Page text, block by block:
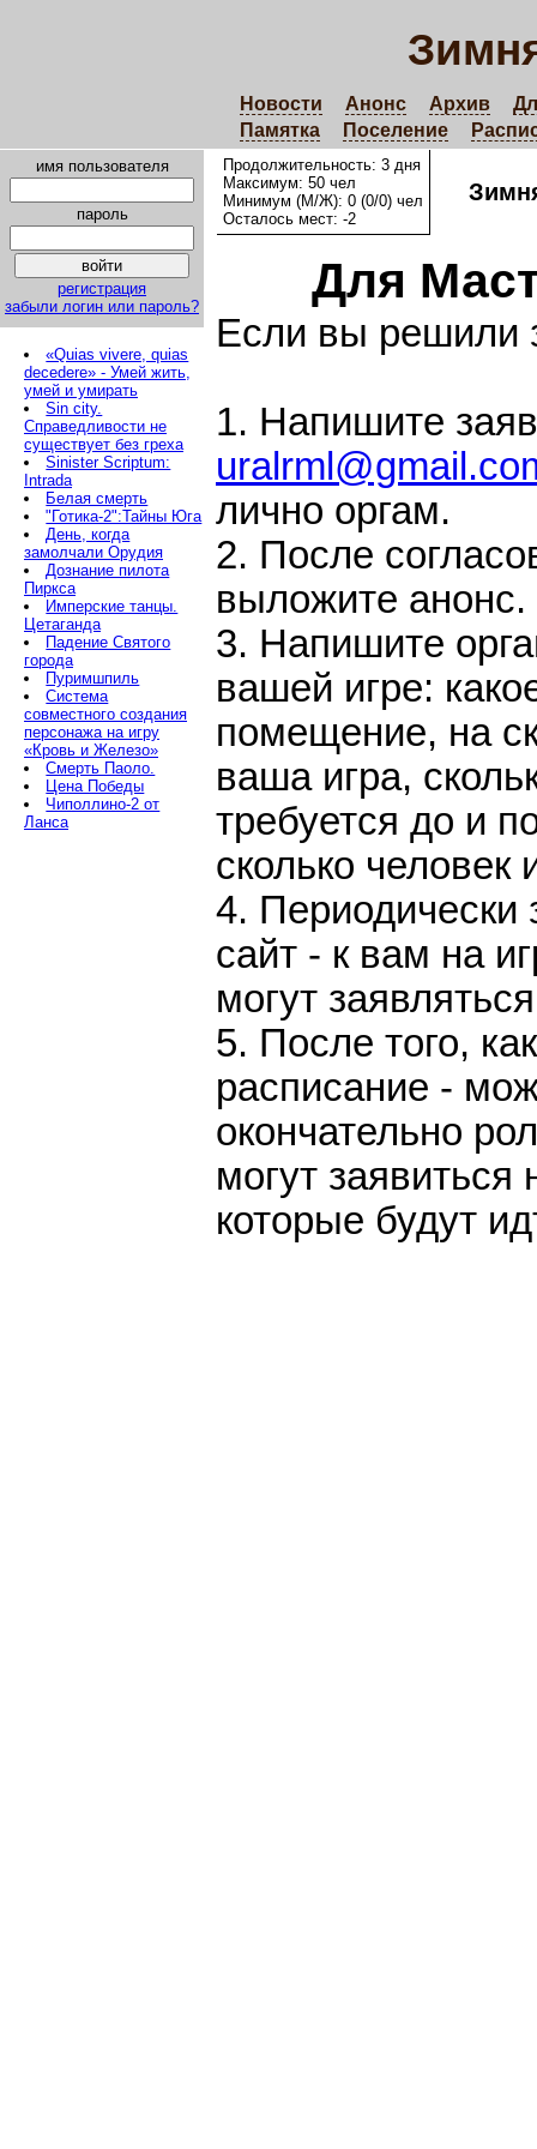
Новости Анонс Архив
Памятка
Поселение
имя пользователя
пароль
регистрация
забыли логин или пароль?
«Quias vivere, quias
decedere» - Умей жить,
умей и умирать
Sin city.
Справедливости не
существует без греха
Sinister Scriptum:
Intrada
Белая смерть
"Готика-2":Тайны Юга
День, когда
замолчали Орудия
Дознание пилота
Пиркса
Имперские танцы.
Цетаганда
Падение Святого
города
Пуримшпиль
Система
совместного создания
персонажа на игру
«Кровь и Железо»
Смерть Паоло.
Цена Победы
Чиполлино-2 от
Ланса
Продолжительность: 3 дня
Максимум: 50 чел
Минимум (М/Ж): 0 (0/0) чел
Осталось мест: -2
Для
Если вы решили
1. Напишите
лично оргам.
2. После
выложите анонс.
3. Напишите
вашей игре:
помещение, на
ваша игра,
требуется до и
сколько человек
4. Периодически
сайт - к вам на
могут
5. После того,
расписание -
окончательно
могут заявиться
которые будут